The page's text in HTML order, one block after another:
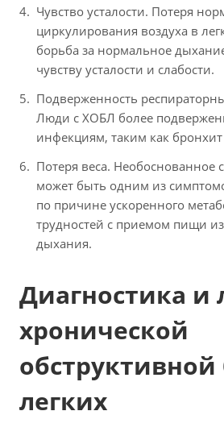
Чувство усталости. Потеря
циркулирования воздуха в
борьба за нормальное
чувству усталости и слабости.
Подверженность
Люди с ХОБЛ более
инфекциям, таким как
Потеря веса. Необоснованное
может быть одним из
по причине ускоренного
трудностей с приемом пищи
дыхания.
Диагностика и
хронической
легких